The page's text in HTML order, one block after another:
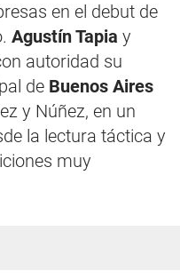
en el debut de
Agustín Tapia y
autoridad su
de Buenos Aires
y Núñez, en un
la lectura táctica y
muy